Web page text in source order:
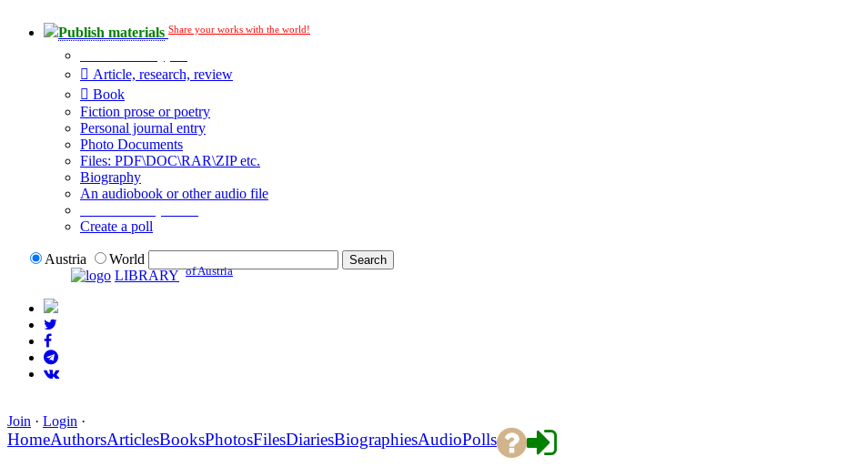
Publish materials Share your works with the world!
Article, research, review
Book
Fiction prose or poetry
Personal journal entry
Photo Documents
Files: PDF\DOC\RAR\ZIP etc.
Biography
An audiobook or other audio file
Create a poll
Austria
World
LIBRARY of Austria
Join · Login ·
HomeAuthorsArticlesBooksPhotosFilesDiariesBiographiesAudioPolls